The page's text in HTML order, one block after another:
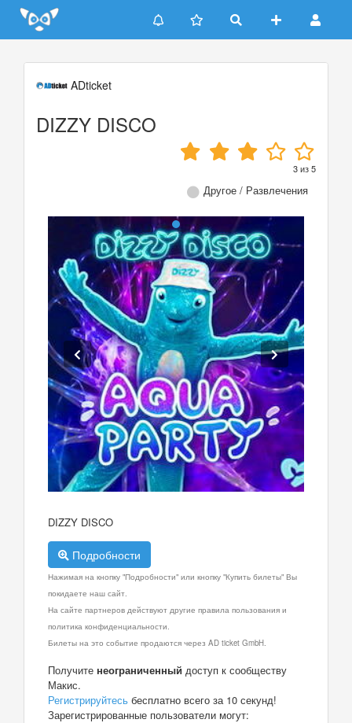
Update cookies preferences
ADticket
DIZZY DISCO
3из5
Другое / Развлечения
DIZZY DISCO
Подробности
Нажимая на кнопку "Подробности" или кнопку "Купить билеты" Вы
покидаете наш сайт.
На сайте партнеров действуют другие правила пользования и
политика конфиденциальности.
Билеты на это событие продаются через AD ticket GmbH.
Получите неограниченный доступ к сообществу
Макис.
Регистрируйтесь бесплатно всего за 10 секунд!
Зарегистрированные пользователи могут: